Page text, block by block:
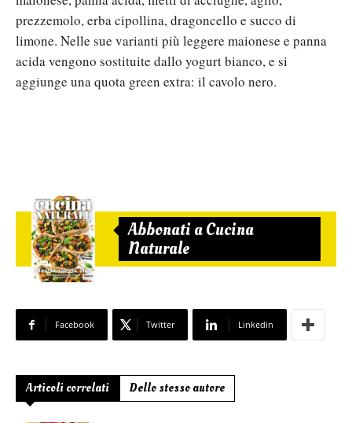
prezzemolo, erba cipollina, dragoncello e succo di
limone. Nelle sue varianti più leggere maionese e panna
acida vengono sostituite dallo yogurt bianco, e si
aggiunge una quota green extra: il cavolo nero.
Abbonati a Cucina
Naturale
Facebook Twitter Linkedin
Articoli correlati Dello stesso autore